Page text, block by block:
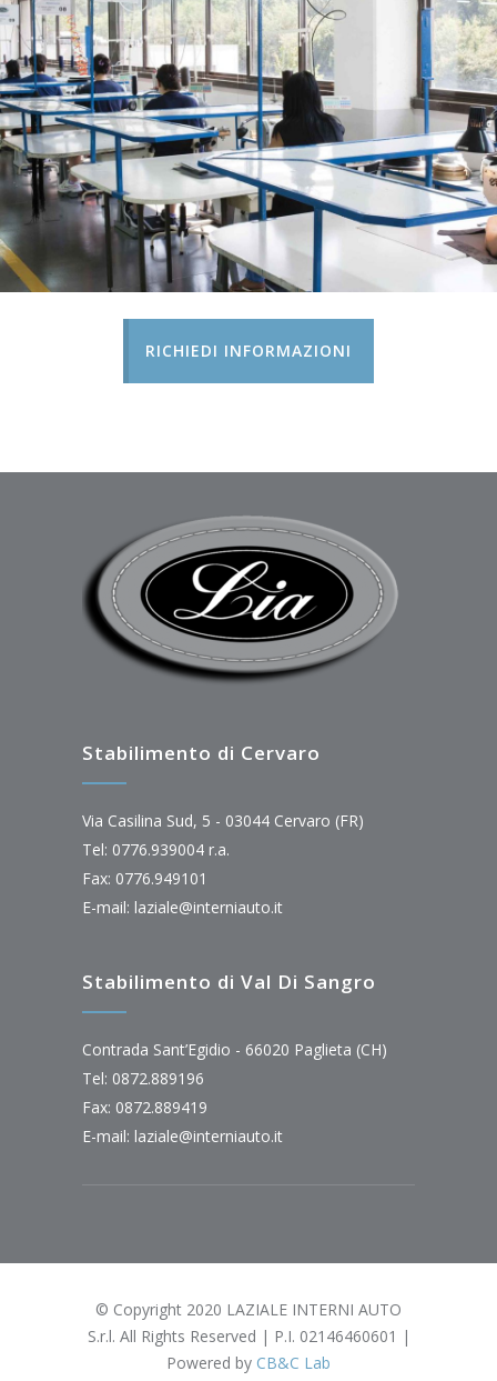
RICHIEDI INFORMAZIONI
Stabilimento di Cervaro
Via Casilina Sud, 5 - 03044 Cervaro (FR)
Tel: 0776.939004 r.a.
Fax: 0776.949101
E-mail: laziale@interniauto.it
Stabilimento di Val Di Sangro
Contrada Sant’Egidio - 66020 Paglieta (CH)
Tel: 0872.889196
Fax: 0872.889419
E-mail: laziale@interniauto.it
© Copyright 2020 LAZIALE INTERNI AUTO
S.r.l. All Rights Reserved | P.I. 02146460601 |
Powered by CB&C Lab